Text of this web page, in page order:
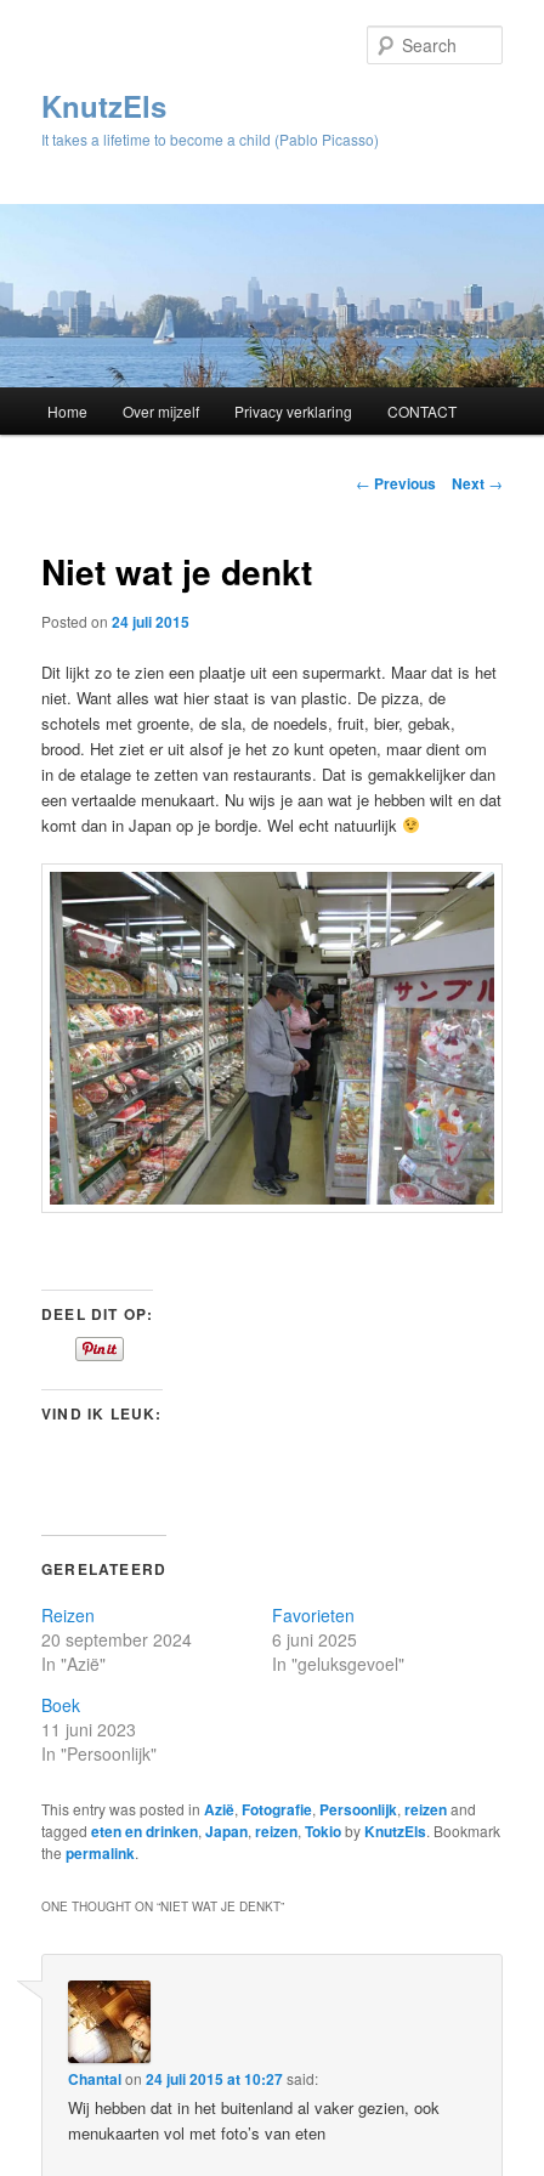
KnutzEls
It takes a lifetime to become a child (Pablo Picasso)
Skip
content
Home Over mijzelf Privacy verklaring CONTACT
Post
← Previous Next →
Niet wat je denkt
Posted on24 juli 2015
Dit lijkt zo te zien een plaatje uit een supermarkt. Maar dat is het
niet. Want alles wat hier staat is van plastic. De pizza, de
schotels met groente, de sla, de noedels, fruit, bier, gebak,
brood. Het ziet er uit alsof je het zo kunt opeten, maar dient om
in de etalage te zetten van restaurants. Dat is gemakkelijker dan
een vertaalde menukaart. Nu wijs je aan wat je hebben wilt en dat
komt dan in Japan op je bordje. Wel echt natuurlijk
DEEL DIT OP:
VIND IK LEUK:
GERELATEERD
Reizen
20 september 2024
In "Azië"
Favorieten
6 juni 2025
In "geluksgevoel"
Boek
11 juni 2023
In "Persoonlijk"
This entry was posted inAzië,Fotografie, Persoonlijk,reizenand
taggedeten en drinken,Japan,reizen,TokiobyKnutzEls. Bookmark
thepermalink.
ONE THOUGHT ON “NIET WAT JE DENKT”
Chantalon24 juli 2015 at 10:27said:
Wij hebben dat in het buitenland al vaker gezien, ook
menukaarten vol met foto’s van eten